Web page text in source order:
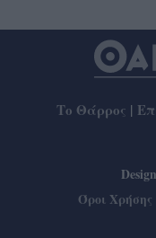
Το Θάρρος |
Όροι Χρήσης